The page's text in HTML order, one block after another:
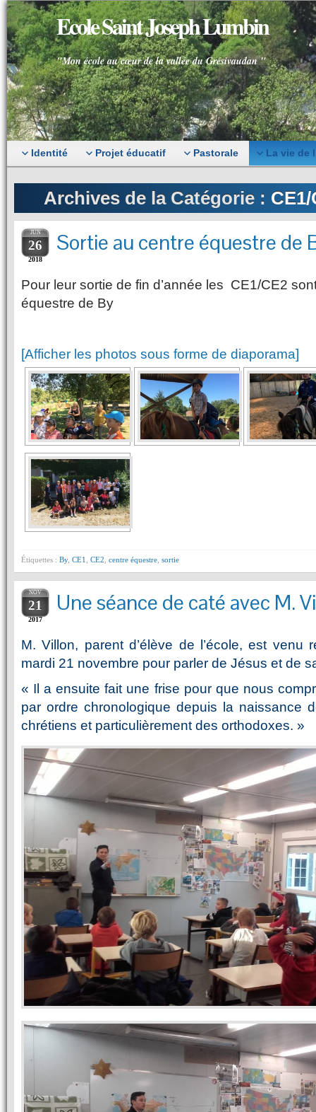
Ecole Saint Joseph Lumbin
"Mon école au cœur de la vallée du Grésivaudan "
Identité Projet éducatif Pastorale La vie de
Archives de la Catégorie : CE1/
JUN
26
2018
Sortie au centre équestre de
Pour leur sortie de fin d’année les CE1/CE2
équestre de By
[Afficher les photos sous forme de diaporama]
Étiquettes : By, CE1 CE2 centre équestre sortie
NOV
21
2017
Une séance de caté avec M.
M. Villon, parent d’élève de l’école, est venu
mardi 21 novembre pour parler de Jésus et de
« Il a ensuite fait une frise pour que nous
par ordre chronologique depuis la naissance
chrétiens et particulièrement des orthodoxes. »